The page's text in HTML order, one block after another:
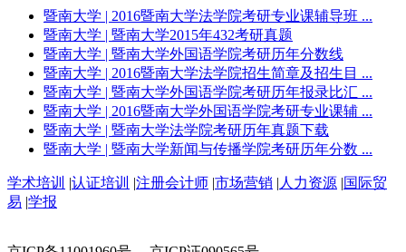
暨南大学 | 2016暨南大学法学院考研专业课辅导班 ...
暨南大学 | 暨南大学2015年432考研真题
暨南大学 | 暨南大学外国语学院考研历年分数线
暨南大学 | 2016暨南大学法学院招生简章及招生目 ...
暨南大学 | 暨南大学外国语学院考研历年报录比汇 ...
暨南大学 | 2016暨南大学外国语学院考研专业课辅 ...
暨南大学 | 暨南大学法学院考研历年真题下载
暨南大学 | 暨南大学新闻与传播学院考研历年分数 ...
学术培训 |认证培训 |注册会计师 |市场营销 | 人力资源 |国际贸
易 |学报